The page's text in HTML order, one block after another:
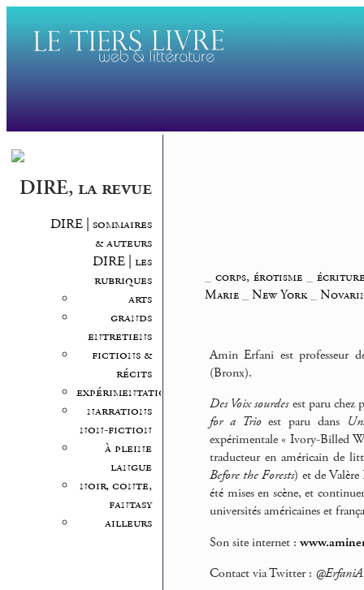
DIRE, la revue
DIRE | sommaires
& auteurs
DIRE | les
rubriques
arts
grands
entretiens
fictions &
récits
expérimentation
narrations
non-fiction
à pleine
langue
noir, conte,
fantasy
ailleurs
corps, érotisme_
Marie_ New York_
Amin Erfani est professeur
(Bronx).
Des Voix sourdesest paru chez
for a Trioest paru dans
expérimentale « Ivory-Billed
traducteur en américain de
Before the Forests) et de
été mises en scène, et
universités américaines et
Son site internet :
Contact via Twitter :